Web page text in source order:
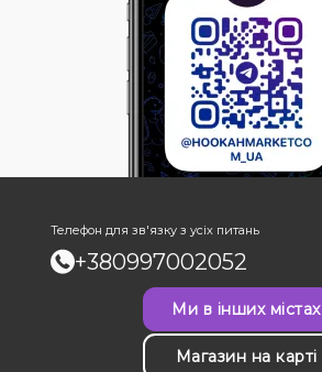
Телефон для зв'язку з усіх питань
+380997002052
Ми в інших містах
Магазин на карті